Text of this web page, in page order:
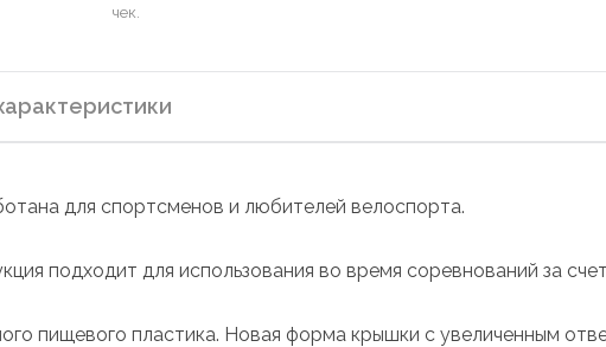
чек.
для спортсменов и любителей велоспорта.
подходит для использования во время соревнований за
пищевого пластика. Новая форма крышки с увеличенным